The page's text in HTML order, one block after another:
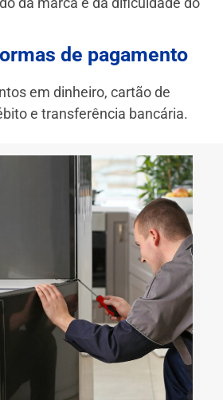
de pagamento
em dinheiro, cartão de
e transferência bancária.